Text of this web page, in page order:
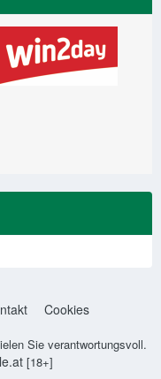
Cookies
Sie verantwortungsvoll.
[18+]